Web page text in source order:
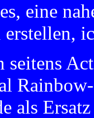
eine
erstellen,
seitens
als